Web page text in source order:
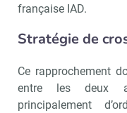
française IAD.
Stratégie de
Ce rapprochement
entre les deux
principalement